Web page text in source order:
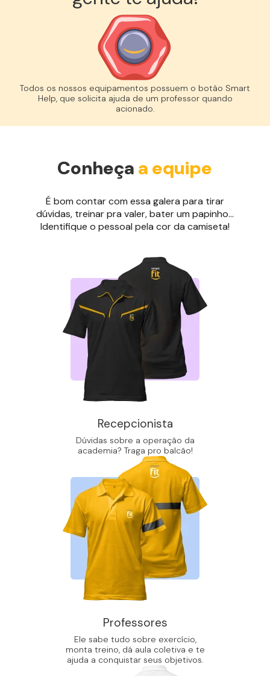
Todos os nossos equipamentos possuem o botão Smart
Help, que solicita ajuda de um professor quando
acionado.
Conheça a equipe
É bom contar com essa galera para tirar
dúvidas, treinar pra valer, bater um papinho...
Identifique o pessoal pela cor da camiseta!
Recepcionista
Dúvidas sobre a operação da
academia? Traga pro balcão!
Professores
Ele sabe tudo sobre exercício,
monta treino, dá aula coletiva e te
ajuda a conquistar seus objetivos.